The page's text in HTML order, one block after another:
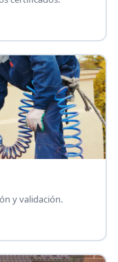
y validación.